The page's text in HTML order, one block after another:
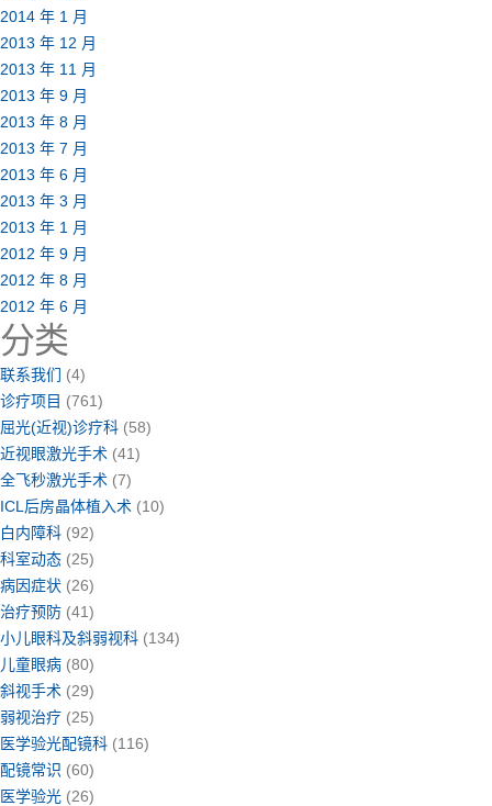
2014 年 1 月
2013 年 12 月
2013 年 11 月
2013 年 9 月
2013 年 8 月
2013 年 7 月
2013 年 6 月
2013 年 3 月
2013 年 1 月
2012 年 9 月
2012 年 8 月
2012 年 6 月
分类
联系我们 (4)
诊疗项目 (761)
屈光(近视)诊疗科 (58)
近视眼激光手术 (41)
全飞秒激光手术 (7)
ICL后房晶体植入术 (10)
白内障科 (92)
科室动态 (25)
病因症状 (26)
治疗预防 (41)
小儿眼科及斜弱视科 (134)
儿童眼病 (80)
斜视手术 (29)
弱视治疗 (25)
医学验光配镜科 (116)
配镜常识 (60)
医学验光 (26)